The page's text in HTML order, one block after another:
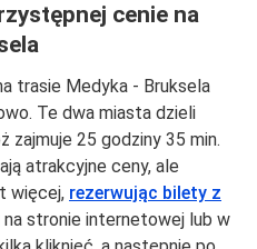
cenie na
trasie Medyka - Bruksela
Te dwa miasta dzieli
zajmuje 25 godziny 35 min.
atrakcyjne ceny, ale
więcej, rezerwując bilety z
na stronie internetowej lub w